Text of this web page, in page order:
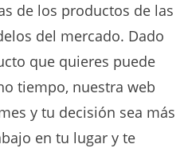
de los productos de las
del mercado. Dado
que quieres puede
tiempo, nuestra web
y tu decisión sea más
en tu lugar y te